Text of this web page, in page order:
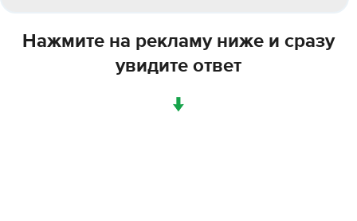
Нажмите на рекламу ниже и сразу
увидите ответ
↓